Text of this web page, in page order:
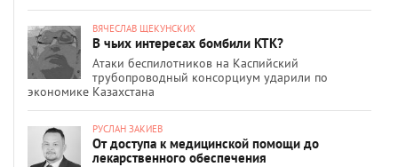
ВЯЧЕСЛАВ ЩЕКУНСКИХ
В чьих интересах бомбили КТК?
Атаки беспилотников на Каспийский
трубопроводный консорциум ударили по
экономике Казахстана
РУСЛАН ЗАКИЕВ
От доступа к медицинской помощи до
лекарственного обеспечения